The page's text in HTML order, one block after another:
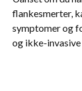
flankesmerter,
symptomer og
og ikke-